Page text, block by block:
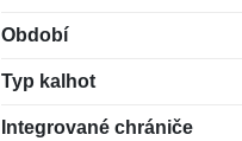
Období
Typ kalhot
Integrované chrániče